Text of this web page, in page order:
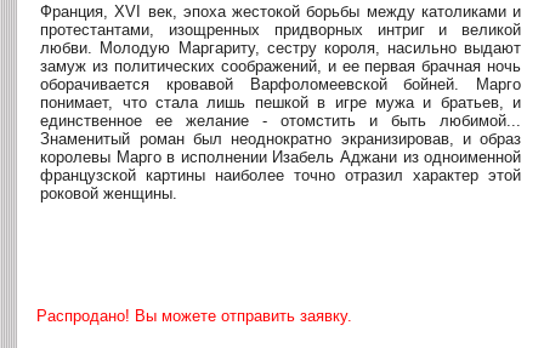
Франция, XVI век, эпоха жестокой борьбы между католиками и
протестантами, изощренных придворных интриг и великой
любви. Молодую Маргариту, сестру короля, насильно выдают
замуж из политических соображений, и ее первая брачная ночь
оборачивается кровавой Варфоломеевской бойней. Марго
понимает, что стала лишь пешкой в игре мужа и братьев, и
единственное ее желание - отомстить и быть любимой...
Знаменитый роман был неоднократно экранизировав, и образ
королевы Марго в исполнении Изабель Аджани из одноименной
французской картины наиболее точно отразил характер этой
роковой женщины.
Распродано! Вы можете отправить заявку.